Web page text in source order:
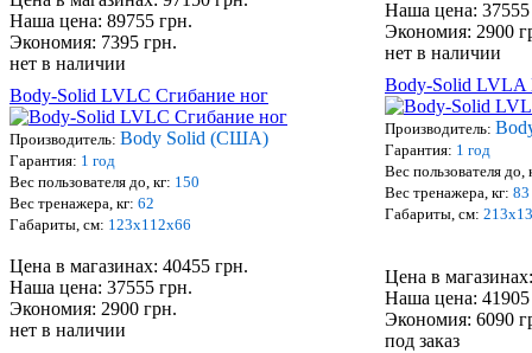
Наша цена: 89755 грн.
Экономия: 7395 грн.
нет в наличии
Наша цена: 37555
Экономия: 2900
нет в наличии
Body-Solid LVLC Сгибание ног
Производитель: Body Solid (США)
Гарантия: 1 год
Вес пользователя до, кг: 150
Вес тренажера, кг: 62
Габариты, см: 123х112х66
Цена в магазинах: 40455 грн.
Наша цена: 37555 грн.
Экономия: 2900 грн.
нет в наличии
Body-Solid LVLA
Производитель:
Гарантия: 1 год
Вес пользователя до,
Вес тренажера, кг: 83
Габариты, см: 213х13
Цена в
Наша цена: 41905
Экономия: 6090
под заказ